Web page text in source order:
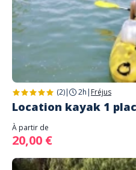
(2)| 2h | Fréjus
Location kayak 1
À partir de
20,00 €